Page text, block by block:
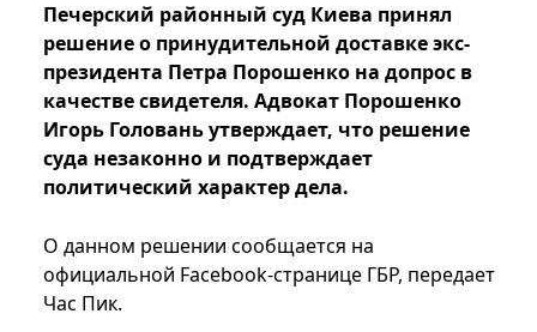
Печерский районный суд Киева принял
решение о принудительной доставке экс-
президента Петра Порошенко на допрос в
качестве свидетеля. Адвокат Порошенко
Игорь Головань утверждает, что решение
суда незаконно и подтверждает
политический характер дела.
О данном решении сообщается на
официальной Facebook-странице ГБР, передает
Час Пик.